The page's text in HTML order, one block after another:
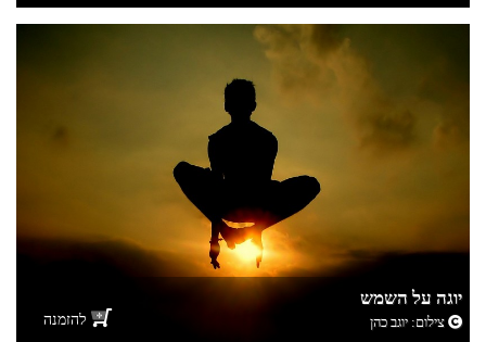
יוגה על השמש
צילום: יוגב כהן להזמנה